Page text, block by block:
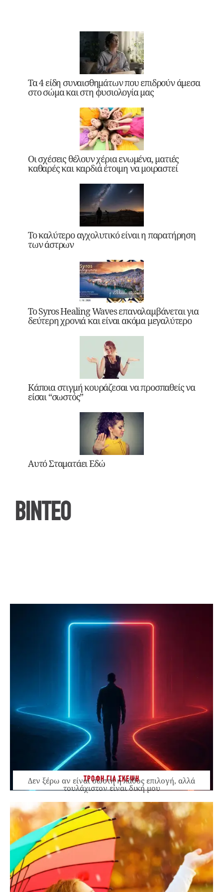
Τα 4 είδη συναισθημάτων που επιδρούν άμεσα
στο σώμα και στη φυσιολογία μας
Οι σχέσεις θέλουν χέρια ενωμένα, ματιές
καθαρές και καρδιά έτοιμη να μοιραστεί
Το καλύτερο αγχολυτικό είναι η παρατήρηση
των άστρων
Το Syros Healing Waves επαναλαμβάνεται για
δεύτερη χρονιά και είναι ακόμα μεγαλύτερο
Κάποια στιγμή κουράζεσαι να προσπαθείς να
είσαι “σωστός”
Αυτό Σταματάει Εδώ
ΒΙΝΤΕΟ
ΤΡΟΦΗ ΓΙΑ ΣΚΕΨΗ
Δεν ξέρω αν είναι σωστή ή λάθος επιλογή, αλλά
τουλάχιστον είναι δική μου